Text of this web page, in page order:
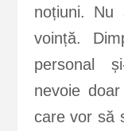
noțiuni.
voință.
personal
nevoie
care vor să